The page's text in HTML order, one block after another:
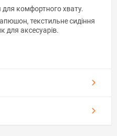
для комфортного хвату.
текстильне сидіння
для аксесуарів.